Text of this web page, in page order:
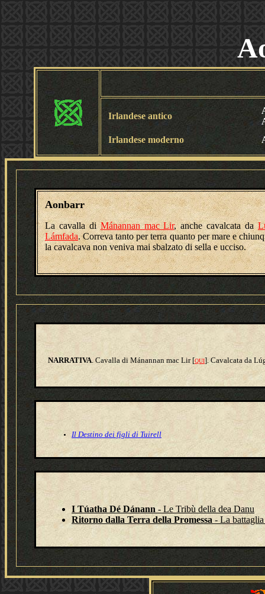
Irlandese antico
Irlandese moderno
Aonbarr
La cavalla diMánannan mac Lir, anche cavalcata da
Lámfada. Correva tanto per terra quanto per mare e
la cavalcava non veniva mai sbalzato di sella e ucciso.
NARRATIVA. Cavalla di Mánannan mac Lir [QUI]. Cavalcata da
Il Destino dei figli di Tuirell
I Túatha Dé Dánann - Le Tribù della dea Danu
Ritorno dalla Terra della Promessa - La